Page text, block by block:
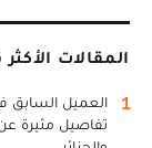
المقالات الأكثر
1
العميل
تفاصيل مثيرة عن